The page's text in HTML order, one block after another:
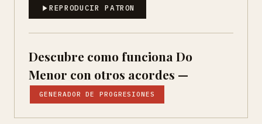
REPRODUCIR PATRON
Descubre como funciona Do
Menor con otros acordes —
GENERADOR DE PROGRESIONES